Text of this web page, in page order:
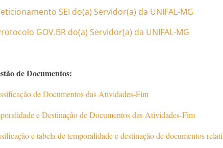
SEI do(a) Servidor(a) da UNIFAL-MG
GOV.BR do(a) Servidor(a) da UNIFAL-MG
de Documentos:
de Documentos das Atividades-Fim
e Destinação de Documentos das Atividades-Fim
e tabela de temporalidade e destinação de documentos